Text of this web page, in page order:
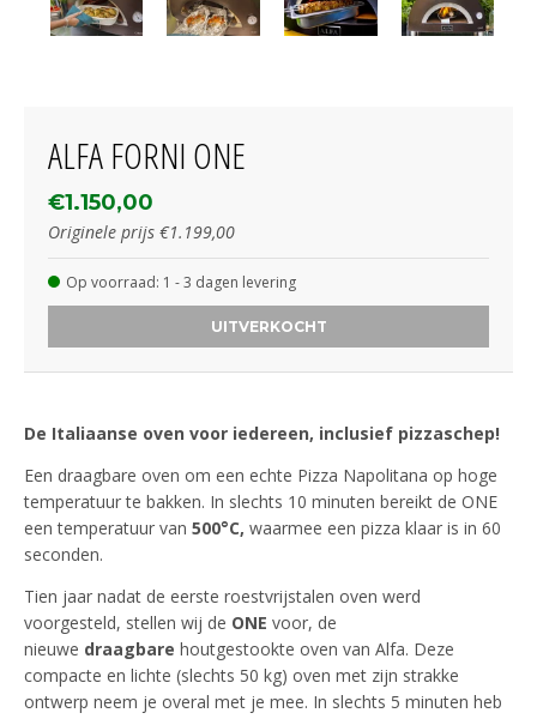
ALFA FORNI ONE
€1.150,00
Originele prijs €1.199,00
Op voorraad: 1 - 3 dagen levering
UITVERKOCHT
De Italiaanse oven voor iedereen, inclusief pizzaschep!
Een draagbare oven om een echte Pizza Napolitana op hoge
temperatuur te bakken. In slechts 10 minuten bereikt de ONE
een temperatuur van 500°C, waarmee een pizza klaar is in 60
seconden.
Tien jaar nadat de eerste roestvrijstalen oven werd
voorgesteld, stellen wij de ONE voor, de
nieuwe draagbare houtgestookte oven van Alfa. Deze
compacte en lichte (slechts 50 kg) oven met zijn strakke
ontwerp neem je overal met je mee. In slechts 5 minuten heb